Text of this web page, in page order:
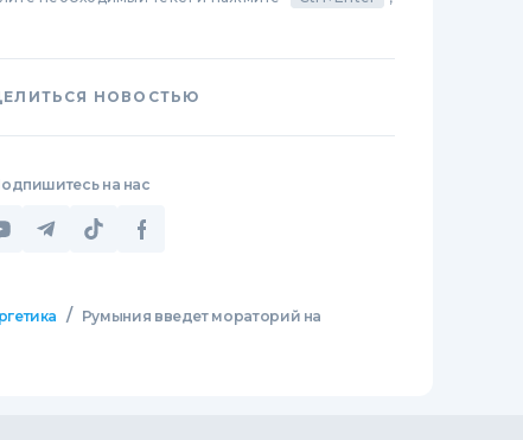
НОВОСТЬЮ
на нас
/
Румыния введет мораторий на